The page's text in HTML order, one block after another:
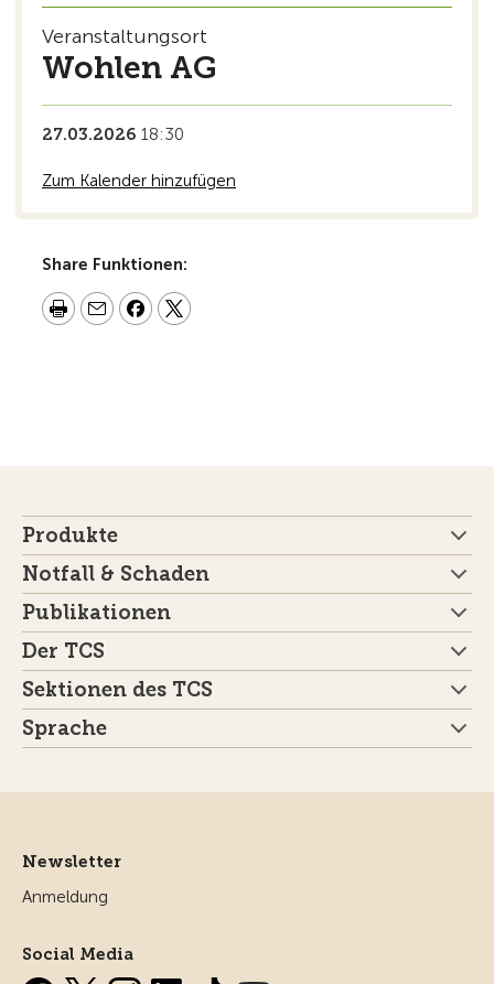
Veranstaltungsort
Wohlen AG
27.03.2026 18:30
Zum Kalender hinzufügen
Share Funktionen:
Produkte
Notfall & Schaden
Publikationen
Der TCS
Sektionen des TCS
Sprache
Newsletter
Anmeldung
Social Media